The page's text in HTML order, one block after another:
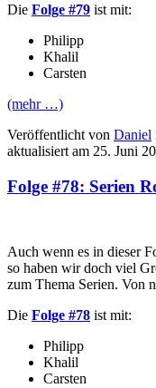
Die Folge #79 ist mit:
Philipp
Khalil
Carsten
(mehr …)
Veröffentlicht von Daniel
aktualisiert am 25. Juni
Folge #78: Serien
Auch wenn es in dieser
so haben wir doch viel
zum Thema Serien. Von
Die Folge #78 ist mit:
Philipp
Khalil
Carsten